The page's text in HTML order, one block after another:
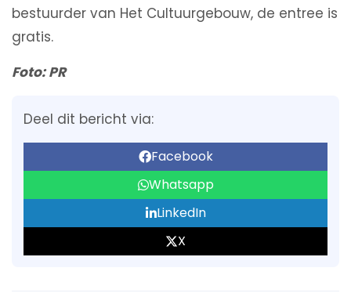
bestuurder van Het Cultuurgebouw, de entree is
gratis.
Foto: PR
Deel dit bericht via:
Facebook
Whatsapp
LinkedIn
X